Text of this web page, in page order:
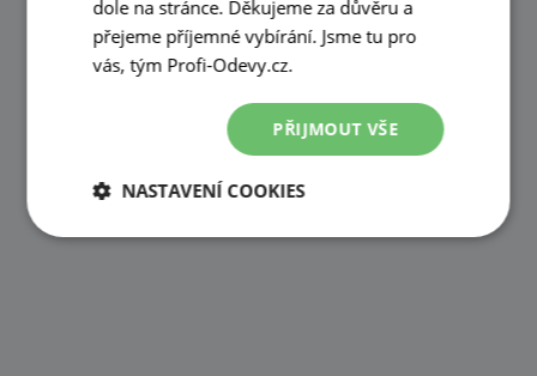
dole na stránce. Děkujeme za důvěru a
přejeme příjemné vybírání. Jsme tu pro
vás, tým Profi-Odevy.cz.
PŘIJMOUT VŠE
NASTAVENÍ COOKIES